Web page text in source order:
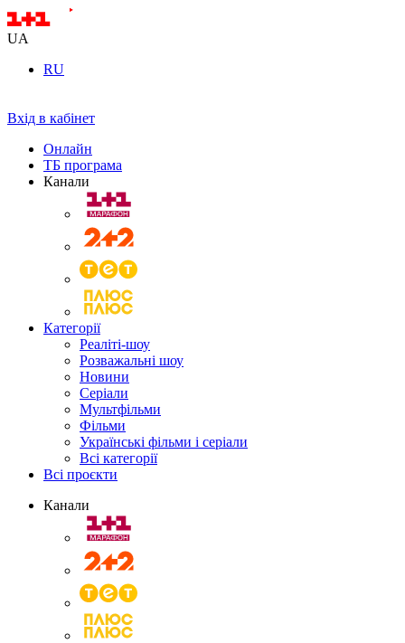
UA
RU
Вхід в кабінет
Онлайн
ТБ програма
Канали
Категорії
Реаліті-шоу
Розважальні шоу
Новини
Серіали
Мультфільми
Фільми
Українські фільми і серіали
Всі категорії
Всі проєкти
Канали